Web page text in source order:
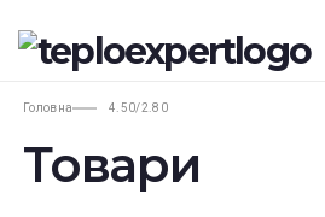
Головна 4.50/2.80
Товари